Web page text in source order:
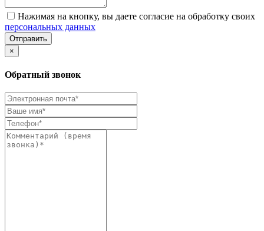
Нажимая на кнопку, вы даете согласие на обработку своих
персональных данных
Отправить
×
Обратный звонок